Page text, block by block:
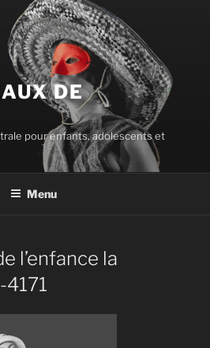
DE
pour enfants, adolescents et
Menu
l’enfance la